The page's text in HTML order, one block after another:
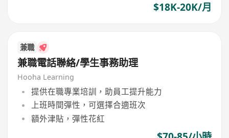
$18K-20K/月
兼職
兼職電話聯絡/學生事務助理
Hooha Learning
提供在職專業培訓，助員工提升能力
上班時間彈性，可選擇合適班次
額外津貼，彈性花紅